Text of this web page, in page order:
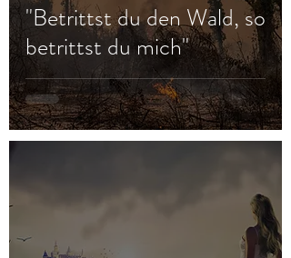
"Betrittst du den Wald, so
betrittst du mich"